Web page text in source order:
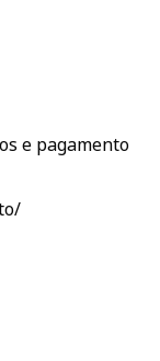
e pagamento